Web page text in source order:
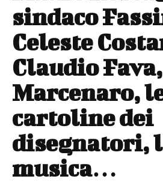
sindaco
Celeste
Claudio
Marcenaro,
cartoline dei
disegnatori,
musica…